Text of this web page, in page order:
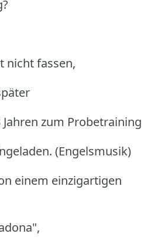
nicht fassen,
zum Probetraining
(Engelsmusik)
einem einzigartigen